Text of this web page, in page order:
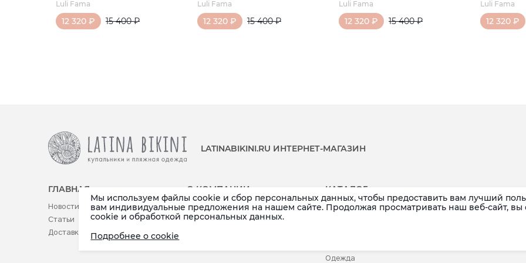
Luli Fama
12 320 ₽ 15 400 ₽
Luli Fama
12 320 ₽ 15 400 ₽
Luli Fama
12 320 ₽ 15 400 ₽
Luli Fama
12 320 ₽
LATINABIKINI.RU ИНТЕРНЕТ-МАГАЗИН
ГЛАВНАЯ
Новости
Статьи
Доставка (по РФ и СНГ)
О КОМПАНИИ
Реквизиты
Контакты
КАТАЛОГ
Распродажа
Одежда
Аксессуары
Мы используем файлы cookie и сбор персональных данных, чтобы предоставить вам лучший
вам индивидуальные предложения на нашем сайте. Продолжая просматривать наш веб-сайт, вы
cookie и обработкой персональных данных.
Подробнее о cookie